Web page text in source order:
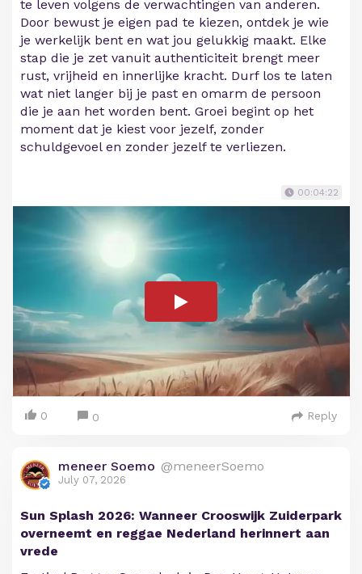
te leven volgens de verwachtingen van anderen.
Door bewust je eigen pad te kiezen, ontdek je wie
je werkelijk bent en wat jou gelukkig maakt. Elke
stap die je zet vanuit authenticiteit brengt meer
rust, vrijheid en innerlijke kracht. Durf los te laten
wat niet langer bij je past en omarm de persoon
die je aan het worden bent. Groei begint op het
moment dat je kiest voor jezelf, zonder
schuldgevoel en zonder jezelf te verliezen.
00:04:22
0 0 Reply
meneer Soemo @meneerSoemo
July 07, 2026
Sun Splash 2026: Wanneer Crooswijk Zuiderpark
overneemt en reggae Nederland herinnert aan
vrede